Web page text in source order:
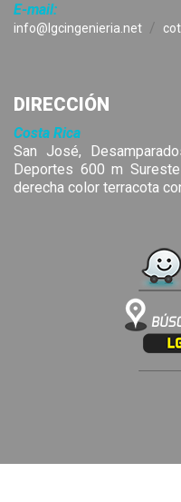
E-mail:
info@lgcingenieria.net /
DIRECCIÓN
Costa Rica
San José,
Deportes 600 m
derecha color terracota